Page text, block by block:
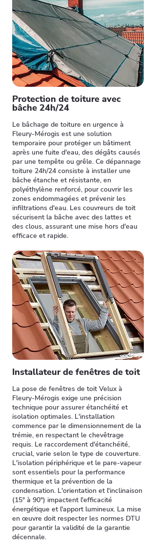
Protection de toiture avec
bâche 24h/24
Le bâchage de toiture en urgence à
Fleury-Mérogis est une solution
temporaire pour protéger un bâtiment
après une fuite d'eau, des dégâts causés
par une tempête ou grêle. Ce dépannage
toiture 24h/24 consiste à installer une
bâche étanche et résistante, en
polyéthylène renforcé, pour couvrir les
zones endommagées et prévenir les
infiltrations d'eau. Les couvreurs de toit
sécurisent la bâche avec des lattes et
des clous, assurant une mise hors d'eau
efficace et rapide.
Installateur de fenêtres de toit
La pose de fenêtres de toit Velux à
Fleury-Mérogis exige une précision
technique pour assurer étanchéité et
isolation optimales. L'installation
commence par le dimensionnement de la
trémie, en respectant le chevêtrage
requis. Le raccordement d'étanchéité,
crucial, varie selon le type de couverture.
L'isolation périphérique et le pare-vapeur
sont essentiels pour la performance
thermique et la prévention de la
condensation. L'orientation et l'inclinaison
(15° à 90°) impactent l'efficacité
énergétique et l'apport lumineux. La mise
en œuvre doit respecter les normes DTU
pour garantir la validité de la garantie
décennale.